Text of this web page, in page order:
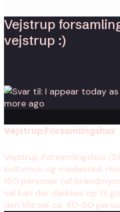
Vejstrup
vejstrup :)
Vejstrup Forsamlingshus
Vejstrup Forsamlingshus
kulturhus og mødested.
150 personer (af
sal kan der dækkes op til
den lille sal ca. 40-50